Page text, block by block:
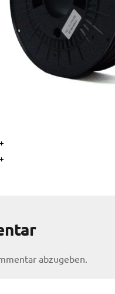
abzugeben.